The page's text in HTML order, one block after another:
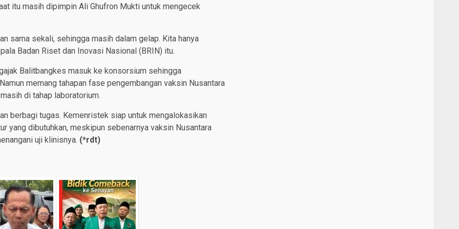
itu masih dipimpin Ali Ghufron Mukti untuk mengecek
sama sekali, sehingga masih dalam gelap. Kita hanya
Badan Riset dan Inovasi Nasional (BRIN) itu.
Balitbangkes masuk ke konsorsium sehingga
memang tahapan fase pengembangan vaksin Nusantara
di tahap laboratorium.
berbagi tugas. Kemenristek siap untuk mengalokasikan
yang dibutuhkan, meskipun sebenarnya vaksin Nusantara
uji klinisnya. (*rdt)